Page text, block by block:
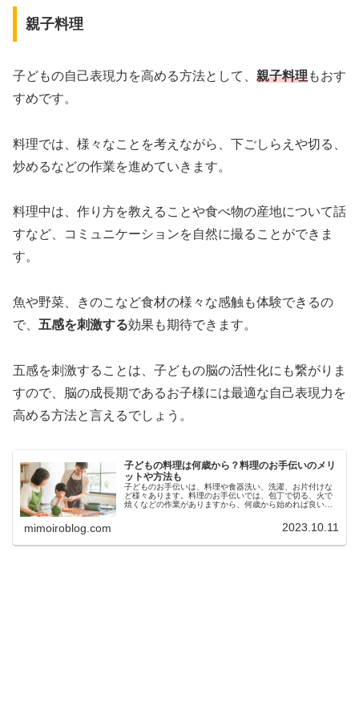
親子料理
子どもの自己表現力を高める方法として、 親子料理もおす
すめです。
料理では、様々なことを考えながら、下ごしらえや切る、
炒めるなどの作業を進めていきます。
料理中は、作り方を教えることや食べ物の産地について話
すなど、コミュニケーションを自然に撮ることができま
す。
魚や野菜、きのこなど食材の様々な感触も体験できるの
で、 五感を刺激する効果も期待できます。
五感を刺激することは、子どもの脳の活性化にも繋がりま
すので、脳の成長期であるお子様には最適な自己表現力を
高める方法と言えるでしょう。
子どもの料理は何歳から？料理のお手伝いのメリ
ットや方法も
子どものお手伝いは、料理や食器洗い、洗濯、お片付けな
ど様々あります。料理のお手伝いでは、包丁で切る、火で
焼くなどの作業がありますから、何歳から始めれば良いか
mimoiroblog.com 2023.10.11